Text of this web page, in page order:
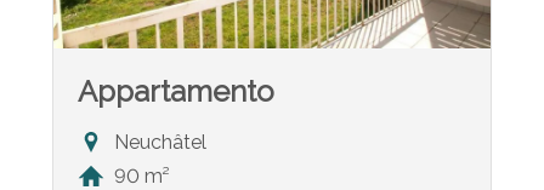
Appartamento
Neuchâtel
90 m²